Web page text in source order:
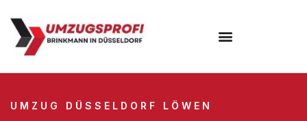
UMZUG DÜSSELDORF LÖWEN